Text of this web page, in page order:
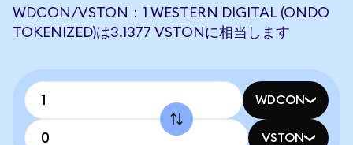
WDCON/VSTON：1 WESTERN DIGITAL (ONDO
TOKENIZED)は3.1377 VSTONに相当します
WDCON
VSTON